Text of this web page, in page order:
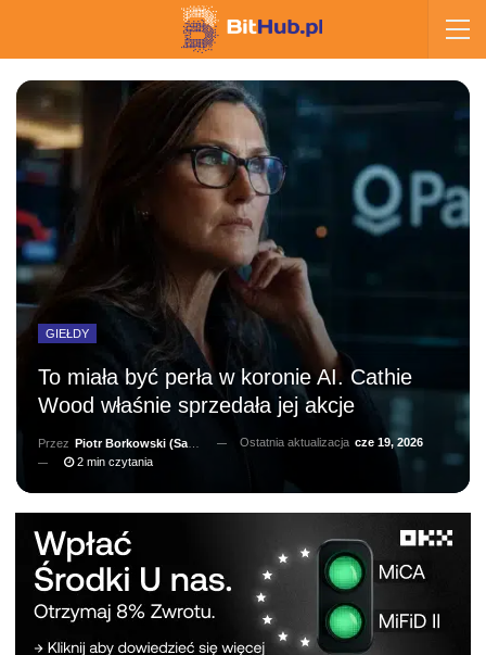
GIEŁDY
To miała być perła w koronie AI. Cathie
Wood właśnie sprzedała jej akcje
Przez Piotr Borkowski (Salernitano) Ostatnia aktualizacja cze 19, 2026
2 min czytania